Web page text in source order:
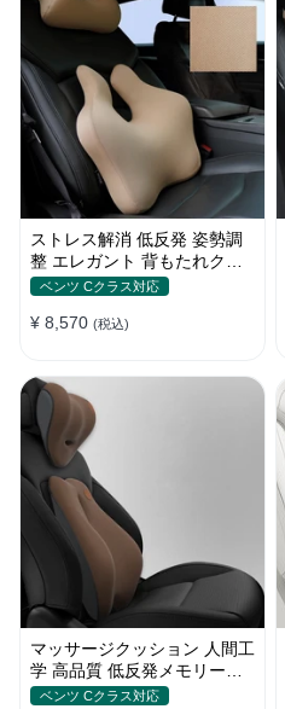
ストレス解消 低反発 姿勢調
整 エレガント 背もたれクッ
ション メモリ綿 車 高品質 四
ベンツ Cクラス対応
¥ 8,570 (税込)
マッサージクッション 人間工
学 高品質 低反発メモリーフ
ォーム 疲労回復 車用
ベンツ Cクラス対応